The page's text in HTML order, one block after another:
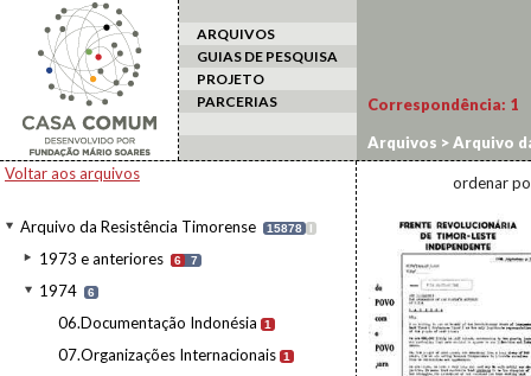
ARQUIVOS
GUIAS DE PESQUISA
PROJETO
PARCERIAS
Voltar aos arquivos
Arquivo da Resistência Timorense 15878 I
1973 e anteriores 6 7
1974 6
06.Documentação Indonésia 1
07.Organizações Internacionais 1
Correspondência: 1
Arquivos >Arquivo
ordenar